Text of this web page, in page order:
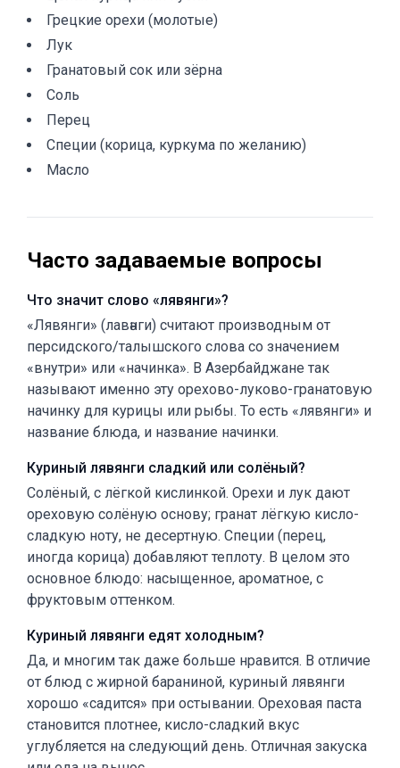
Грецкие орехи (молотые)
Лук
Гранатовый сок или зёрна
Соль
Перец
Специи (корица, куркума по желанию)
Масло
Часто задаваемые вопросы
Что значит слово «лявянги»?
«Лявянги» (лавәнги) считают производным от
персидского/талышского слова со значением
«внутри» или «начинка». В Азербайджане так
называют именно эту орехово-луково-гранатовую
начинку для курицы или рыбы. То есть «лявянги» и
название блюда, и название начинки.
Куриный лявянги сладкий или солёный?
Солёный, с лёгкой кислинкой. Орехи и лук дают
ореховую солёную основу; гранат лёгкую кисло-
сладкую ноту, не десертную. Специи (перец,
иногда корица) добавляют теплоту. В целом это
основное блюдо: насыщенное, ароматное, с
фруктовым оттенком.
Куриный лявянги едят холодным?
Да, и многим так даже больше нравится. В отличие
от блюд с жирной бараниной, куриный лявянги
хорошо «садится» при остывании. Ореховая паста
становится плотнее, кисло-сладкий вкус
углубляется на следующий день. Отличная закуска